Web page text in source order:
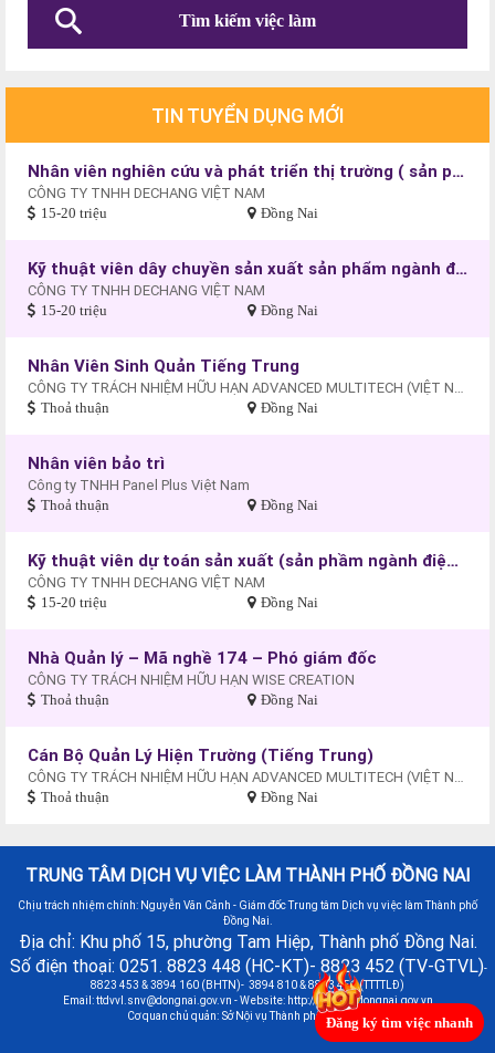
TIN TUYỂN DỤNG MỚI
Nhân viên nghiên cứu và phát triển thị trường ( sản phẩm ngành điện)
CÔNG TY TNHH DECHANG VIỆT NAM
15-20 triệu Đồng Nai
Kỹ thuật viên dây chuyền sản xuất sản phẩm ngành điện
CÔNG TY TNHH DECHANG VIỆT NAM
15-20 triệu Đồng Nai
Nhân Viên Sinh Quản Tiếng Trung
CÔNG TY TRÁCH NHIỆM HỮU HẠN ADVANCED MULTITECH (VIỆT NAM)
Thoả thuận Đồng Nai
Nhân viên bảo trì
Công ty TNHH Panel Plus Việt Nam
Thoả thuận Đồng Nai
Kỹ thuật viên dự toán sản xuất (sản phầm ngành điện）
CÔNG TY TNHH DECHANG VIỆT NAM
15-20 triệu Đồng Nai
Nhà Quản lý – Mã nghề 174 – Phó giám đốc
CÔNG TY TRÁCH NHIỆM HỮU HẠN WISE CREATION
Thoả thuận Đồng Nai
Cán Bộ Quản Lý Hiện Trường (Tiếng Trung)
CÔNG TY TRÁCH NHIỆM HỮU HẠN ADVANCED MULTITECH (VIỆT NAM)
Thoả thuận Đồng Nai
TRUNG TÂM DỊCH VỤ VIỆC LÀM THÀNH PHỐ ĐỒNG NAI
Chịu trách nhiệm chính: Nguyễn Văn Cảnh - Giám đốc Trung tâm Dịch vụ việc làm Thành phố
Đồng Nai.
Địa chỉ: Khu phố 15, phường Tam Hiệp, Thành phố Đồng Nai.
Số điện thoại: 0251. 8823 448 (HC-KT)- 8823 452 (TV-GTVL)-
8823 453 & 3894 160 (BHTN)- 3894 810 & 8823 451 (TTTTLĐ)
Email:ttdvvl.snv@dongnai.gov.vn - Website: http://vieclamdongnai.gov.vn
Cơ quan chủ quản: Sở Nội vụ Thành phố Đồng NaiĐăng ký tìm việc nhanh